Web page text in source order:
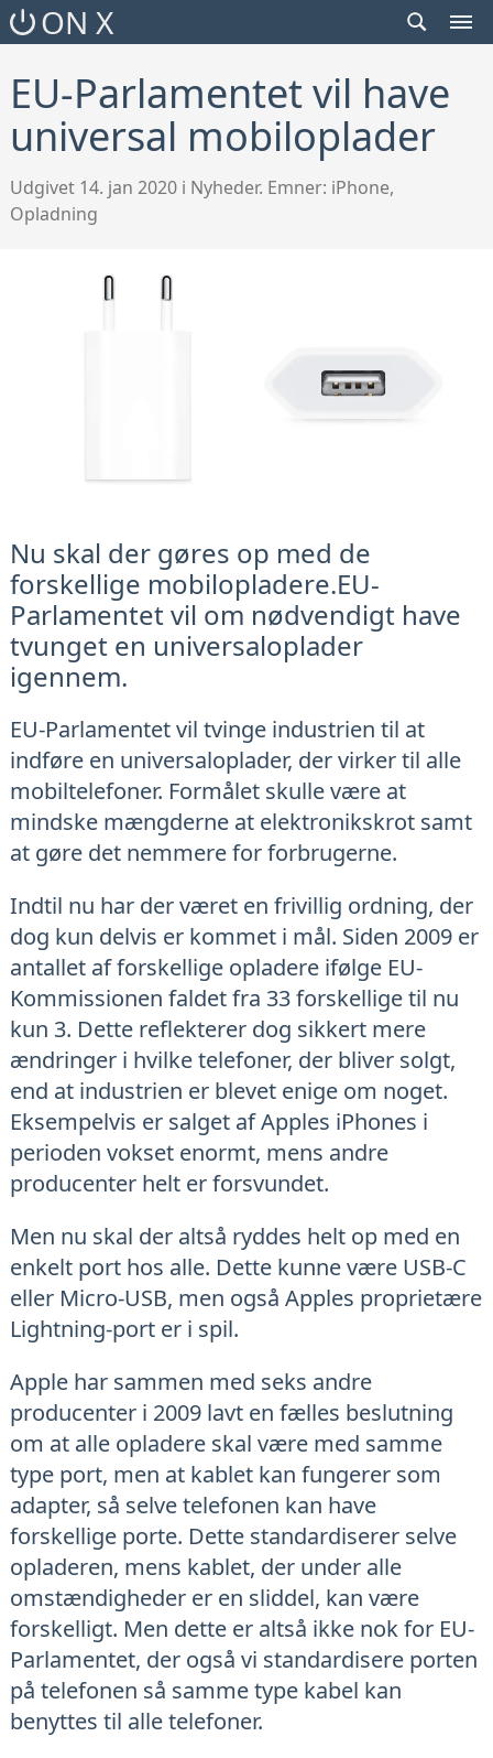
ON X
TOGGLE
EU-Parlamentet vil have
universal mobiloplader
Udgivet 14. jan 2020 i Nyheder. Emner: iPhone,
Opladning
Nu skal der gøres op med de
forskellige mobilopladere.EU-
Parlamentet vil om nødvendigt have
tvunget en universaloplader
igennem.
EU-Parlamentet vil tvinge industrien til at
indføre en universaloplader, der virker til alle
mobiltelefoner. Formålet skulle være at
mindske mængderne at elektronikskrot samt
at gøre det nemmere for forbrugerne.
Indtil nu har der været en frivillig ordning, der
dog kun delvis er kommet i mål. Siden 2009 er
antallet af forskellige opladere ifølge EU-
Kommissionen faldet fra 33 forskellige til nu
kun 3. Dette reflekterer dog sikkert mere
ændringer i hvilke telefoner, der bliver solgt,
end at industrien er blevet enige om noget.
Eksempelvis er salget af Apples iPhones i
perioden vokset enormt, mens andre
producenter helt er forsvundet.
Men nu skal der altså ryddes helt op med en
enkelt port hos alle. Dette kunne være USB-C
eller Micro-USB, men også Apples proprietære
Lightning-port er i spil.
Apple har sammen med seks andre
producenter i 2009 lavt en fælles beslutning
om at alle opladere skal være med samme
type port, men at kablet kan fungerer som
adapter, så selve telefonen kan have
forskellige porte. Dette standardiserer selve
opladeren, mens kablet, der under alle
omstændigheder er en sliddel, kan være
forskelligt. Men dette er altså ikke nok for EU-
Parlamentet, der også vi standardisere porten
på telefonen så samme type kabel kan
benyttes til alle telefoner.